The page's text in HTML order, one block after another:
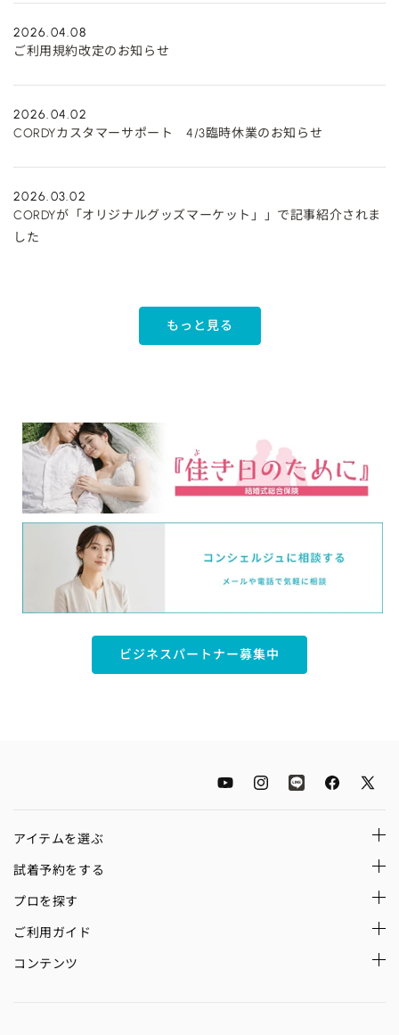
ご利用規約改定のお知らせ
2026.04.08
CORDYカスタマーサポート 4/3臨時休業のお知らせ
2026.04.02
CORDYが「オリジナルグッズマーケット」」で記事紹介されま
した
2026.03.02
もっと見る
ビジネスパートナー募集中
YouTubeInstagram
LINE Facebook
X
アイテムを選ぶ
試着予約をする
プロを探す
ご利用ガイド
コンテンツ